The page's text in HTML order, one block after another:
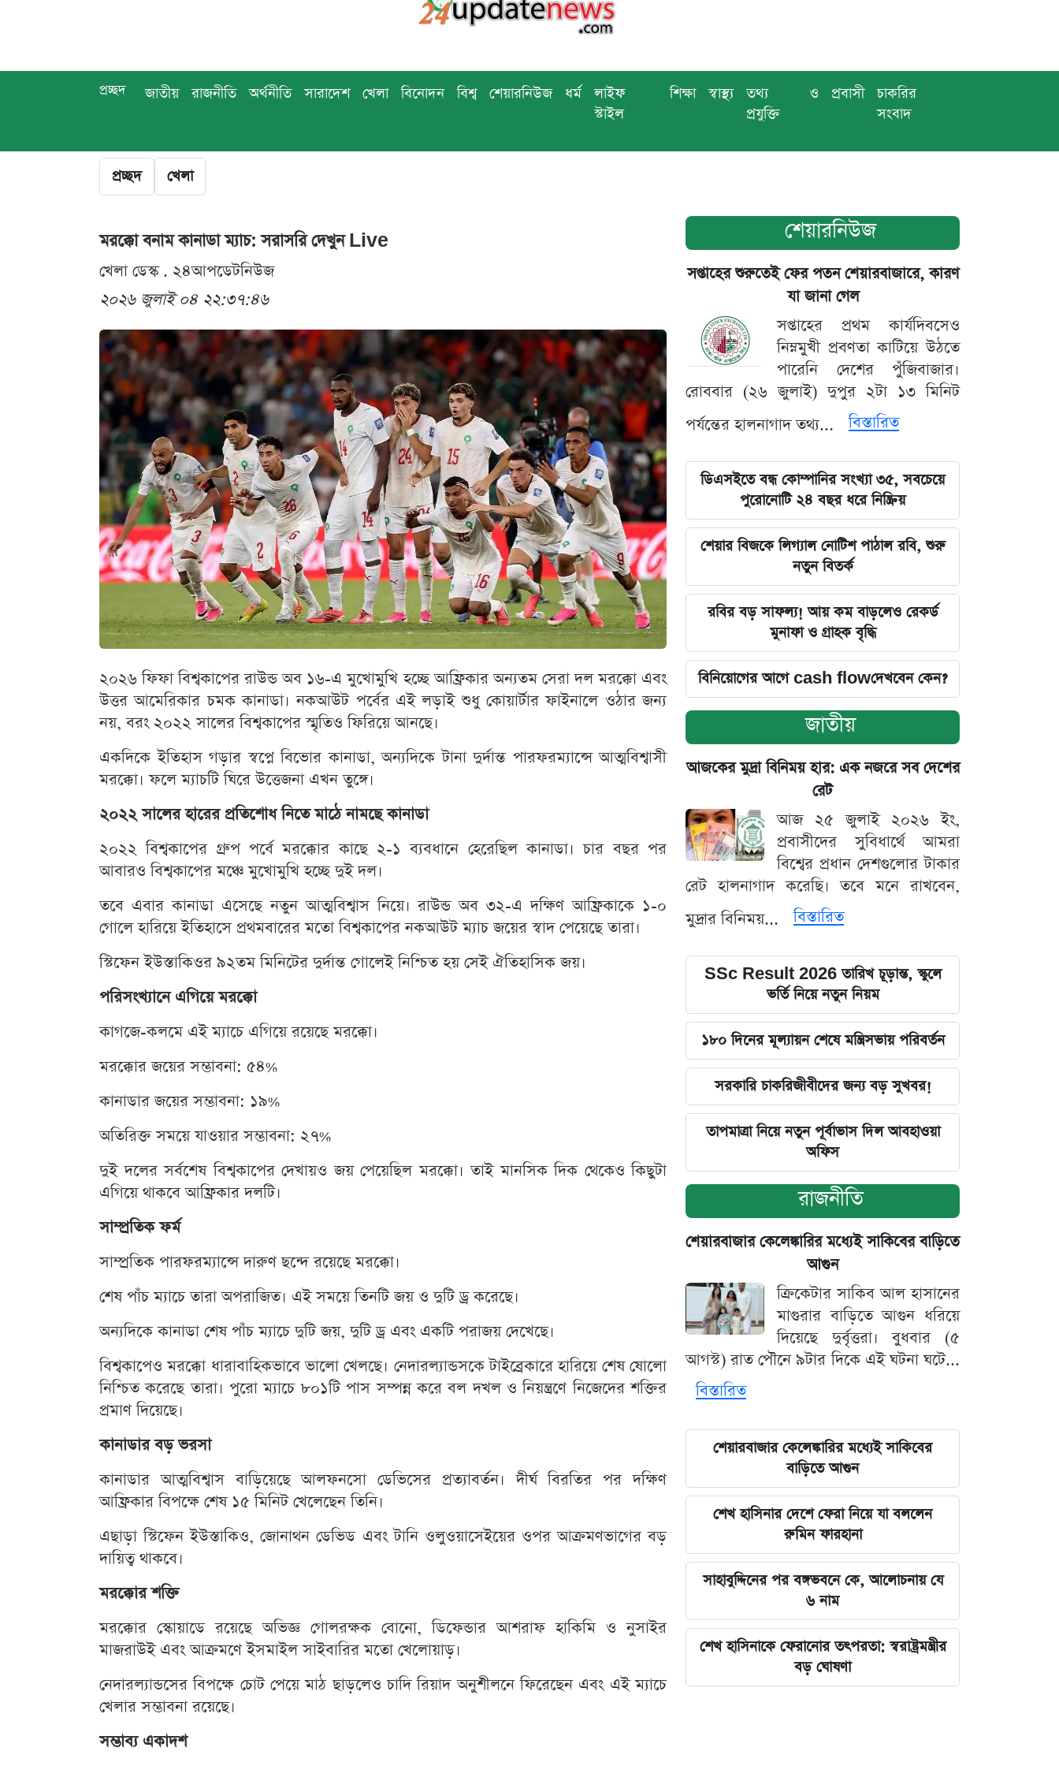
প্রচ্ছদ জাতীয় রাজনীতি অর্থনীতি সারাদেশ খেলা বিনোদন বিশ্ব শেয়ারনিউজ ধর্ম
লাইফ
স্টাইল
শিক্ষা স্বাস্থ্য
তথ্য ও
প্রযুক্তি
প্রবাসী
চাকরির
সংবাদ
প্রচ্ছদ খেলা
মরক্কো বনাম কানাডা ম্যাচ: সরাসরি দেখুন Live
খেলা ডেস্ক . ২৪আপডেটনিউজ
২০২৬ জুলাই ০৪ ২২:৩৭:৪৬
২০২৬ ফিফা বিশ্বকাপের রাউন্ড অব ১৬-এ মুখোমুখি হচ্ছে আফ্রিকার অন্যতম সেরা দল মরক্কো এবং
উত্তর আমেরিকার চমক কানাডা। নকআউট পর্বের এই লড়াই শুধু কোয়ার্টার ফাইনালে ওঠার জন্য
নয়, বরং ২০২২ সালের বিশ্বকাপের স্মৃতিও ফিরিয়ে আনছে।
একদিকে ইতিহাস গড়ার স্বপ্নে বিভোর কানাডা, অন্যদিকে টানা দুর্দান্ত পারফরম্যান্সে আত্মবিশ্বাসী
মরক্কো। ফলে ম্যাচটি ঘিরে উত্তেজনা এখন তুঙ্গে।
২০২২ সালের হারের প্রতিশোধ নিতে মাঠে নামছে কানাডা
২০২২ বিশ্বকাপের গ্রুপ পর্বে মরক্কোর কাছে ২-১ ব্যবধানে হেরেছিল কানাডা। চার বছর পর
আবারও বিশ্বকাপের মঞ্চে মুখোমুখি হচ্ছে দুই দল।
তবে এবার কানাডা এসেছে নতুন আত্মবিশ্বাস নিয়ে। রাউন্ড অব ৩২-এ দক্ষিণ আফ্রিকাকে ১-০
গোলে হারিয়ে ইতিহাসে প্রথমবারের মতো বিশ্বকাপের নকআউট ম্যাচ জয়ের স্বাদ পেয়েছে তারা।
স্টিফেন ইউস্তাকিওর ৯২তম মিনিটের দুর্দান্ত গোলেই নিশ্চিত হয় সেই ঐতিহাসিক জয়।
পরিসংখ্যানে এগিয়ে মরক্কো
কাগজে-কলমে এই ম্যাচে এগিয়ে রয়েছে মরক্কো।
মরক্কোর জয়ের সম্ভাবনা: ৫৪%
কানাডার জয়ের সম্ভাবনা: ১৯%
অতিরিক্ত সময়ে যাওয়ার সম্ভাবনা: ২৭%
দুই দলের সর্বশেষ বিশ্বকাপের দেখায়ও জয় পেয়েছিল মরক্কো। তাই মানসিক দিক থেকেও কিছুটা
এগিয়ে থাকবে আফ্রিকার দলটি।
সাম্প্রতিক ফর্ম
সাম্প্রতিক পারফরম্যান্সে দারুণ ছন্দে রয়েছে মরক্কো।
শেষ পাঁচ ম্যাচে তারা অপরাজিত। এই সময়ে তিনটি জয় ও দুটি ড্র করেছে।
অন্যদিকে কানাডা শেষ পাঁচ ম্যাচে দুটি জয়, দুটি ড্র এবং একটি পরাজয় দেখেছে।
বিশ্বকাপেও মরক্কো ধারাবাহিকভাবে ভালো খেলছে। নেদারল্যান্ডসকে টাইব্রেকারে হারিয়ে শেষ ষোলো
নিশ্চিত করেছে তারা। পুরো ম্যাচে ৮০১টি পাস সম্পন্ন করে বল দখল ও নিয়ন্ত্রণে নিজেদের শক্তির
প্রমাণ দিয়েছে।
কানাডার বড় ভরসা
কানাডার আত্মবিশ্বাস বাড়িয়েছে আলফনসো ডেভিসের প্রত্যাবর্তন। দীর্ঘ বিরতির পর দক্ষিণ
আফ্রিকার বিপক্ষে শেষ ১৫ মিনিট খেলেছেন তিনি।
এছাড়া স্টিফেন ইউস্তাকিও, জোনাথন ডেভিড এবং টানি ওলুওয়াসেইয়ের ওপর আক্রমণভাগের বড়
দায়িত্ব থাকবে।
মরক্কোর শক্তি
মরক্কোর স্কোয়াডে রয়েছে অভিজ্ঞ গোলরক্ষক বোনো, ডিফেন্ডার আশরাফ হাকিমি ও নুসাইর
মাজরাউই এবং আক্রমণে ইসমাইল সাইবারির মতো খেলোয়াড়।
নেদারল্যান্ডসের বিপক্ষে চোট পেয়ে মাঠ ছাড়লেও চাদি রিয়াদ অনুশীলনে ফিরেছেন এবং এই ম্যাচে
খেলার সম্ভাবনা রয়েছে।
সম্ভাব্য একাদশ
শেয়ারনিউজ
সপ্তাহের শুরুতেই ফের পতন শেয়ারবাজারে, কারণ
যা জানা গেল
সপ্তাহের প্রথম কার্যদিবসেও
নিম্নমুখী প্রবণতা কাটিয়ে উঠতে
পারেনি দেশের পুঁজিবাজার।
রোববার (২৬ জুলাই) দুপুর ২টা ১৩ মিনিট
পর্যন্তের হালনাগাদ তথ্য...
বিস্তারিত
ডিএসইতে বন্ধ কোম্পানির সংখ্যা ৩৫, সবচেয়ে
পুরোনোটি ২৪ বছর ধরে নিষ্ক্রিয়
শেয়ার বিজকে লিগ্যাল নোটিশ পাঠাল রবি, শুরু
নতুন বিতর্ক
রবির বড় সাফল্য! আয় কম বাড়লেও রেকর্ড
মুনাফা ও গ্রাহক বৃদ্ধি
বিনিয়োগের আগে cash flowদেখবেন কেন?
জাতীয়
আজকের মুদ্রা বিনিময় হার: এক নজরে সব দেশের
রেট
আজ ২৫ জুলাই ২০২৬ ইং,
প্রবাসীদের সুবিধার্থে আমরা
বিশ্বের প্রধান দেশগুলোর টাকার
রেট হালনাগাদ করেছি। তবে মনে রাখবেন,
মুদ্রার বিনিময়...
বিস্তারিত
SSc Result 2026 তারিখ চূড়ান্ত, স্কুলে
ভর্তি নিয়ে নতুন নিয়ম
১৮০ দিনের মূল্যায়ন শেষে মন্ত্রিসভায় পরিবর্তন
সরকারি চাকরিজীবীদের জন্য বড় সুখবর!
তাপমাত্রা নিয়ে নতুন পূর্বাভাস দিল আবহাওয়া
অফিস
রাজনীতি
শেয়ারবাজার কেলেঙ্কারির মধ্যেই সাকিবের বাড়িতে
আগুন
ক্রিকেটার সাকিব আল হাসানের
মাগুরার বাড়িতে আগুন ধরিয়ে
দিয়েছে দুর্বৃত্তরা। বুধবার (৫
আগস্ট) রাত পৌনে ৯টার দিকে এই ঘটনা ঘটে...
বিস্তারিত
শেয়ারবাজার কেলেঙ্কারির মধ্যেই সাকিবের
বাড়িতে আগুন
শেখ হাসিনার দেশে ফেরা নিয়ে যা বললেন
রুমিন ফারহানা
সাহাবুদ্দিনের পর বঙ্গভবনে কে, আলোচনায় যে
৬ নাম
শেখ হাসিনাকে ফেরানোর তৎপরতা: স্বরাষ্ট্রমন্ত্রীর
বড় ঘোষণা